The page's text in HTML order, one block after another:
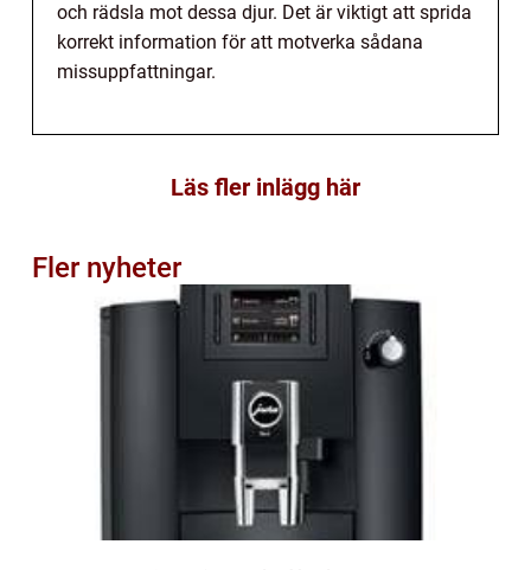
och rädsla mot dessa djur. Det är viktigt att sprida
korrekt information för att motverka sådana
missuppfattningar.
Läs fler inlägg här
Fler nyheter